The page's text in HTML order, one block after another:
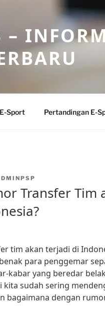
–
Sport Pertandingan E-
Transfer Tim
tim akan terjadi di
para penggemar
kabar yang beredar
kita sudah sering
bagaimana dengan